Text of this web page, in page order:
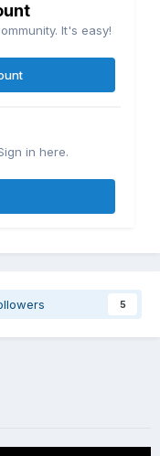
It's easy!
in here.
5